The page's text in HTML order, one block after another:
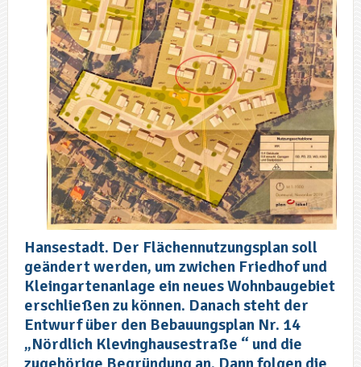
Hansestadt. Der Flächennutzungsplan soll
geändert werden, um zwichen Friedhof und
Kleingartenanlage ein neues Wohnbaugebiet
erschließen zu können. Danach steht der
Entwurf über den Bebauungsplan Nr. 14
„Nördlich Klevinghausestraße “ und die